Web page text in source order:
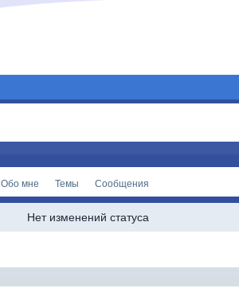
Обо мне Темы Сообщения
Нет изменений статуса